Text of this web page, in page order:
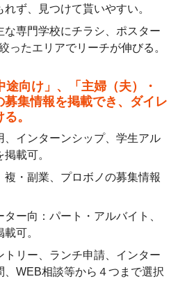
ず、見つけて貰いやすい。
な専門学校にチラシ、ポスター
ったエリアでリーチが伸びる。
途向け」、「主婦（夫）・
募集情報を掲載でき、ダイレ
。
、インターンシップ、学生アル
載可。
複・副業、プロボノの募集情報
ー向：パート・アルバイト、
可。
トリー、ランチ申請、インター
、WEB相談等から４つまで選択